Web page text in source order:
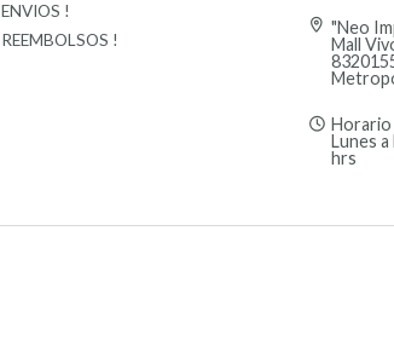
ENVIOS !
REEMBOLSOS !
"Neo
Mall
Horario
Lunes
hrs